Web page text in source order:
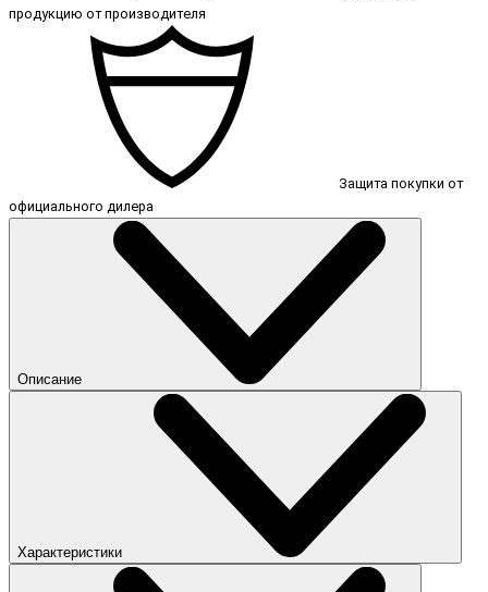
продукцию от производителя
Защита покупки от
официального дилера
Описание
Характеристики